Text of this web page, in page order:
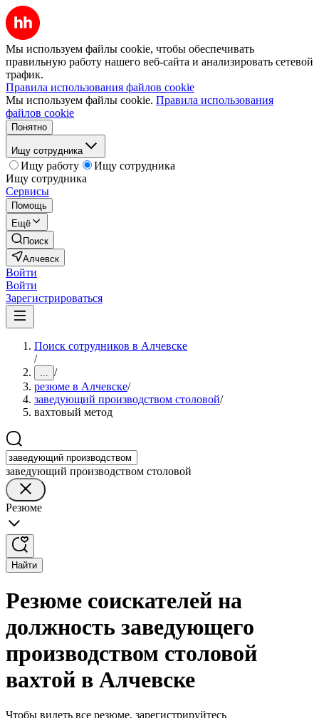
Мы используем файлы cookie, чтобы обеспечивать
правильную работу нашего веб-сайта и анализировать сетевой
трафик.
Правила использования файлов cookie
Мы используем файлы cookie. Правила использования
файлов cookie
Понятно
Ищу сотрудника
Ищу работу
Ищу сотрудника
Ищу сотрудника
Сервисы
Помощь
Ещё
Поиск
Алчевск
Войти
Войти
Зарегистрироваться
Поиск сотрудников в Алчевске
/
... /
резюме в Алчевске/
заведующий производством столовой/
вахтовый метод
заведующий производством столовой
Резюме
Найти
Резюме соискателей на
должность заведующего
производством столовой
вахтой в Алчевске
Чтобы видеть все резюме, зарегистрируйтесь